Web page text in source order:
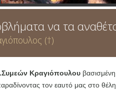
να τα
(†)
Κραγιόπουλου
τον εαυτό μας στο